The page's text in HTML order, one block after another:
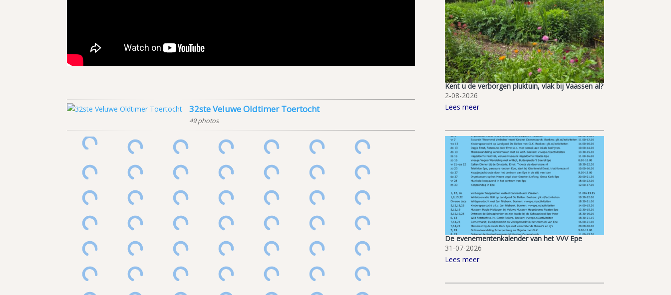
32ste Veluwe Oldtimer Toertocht
49 photos
Kent u de verborgen pluktuin, vlak bij Vaassen al?
2-08-2026
Lees meer
De evenementenkalender van het VVV Epe
31-07-2026
Lees meer